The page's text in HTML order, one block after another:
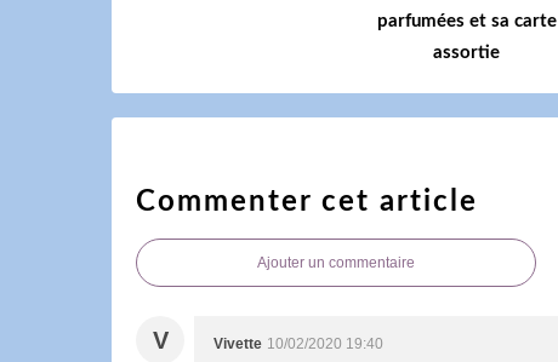
parfumées et sa carte
assortie
Commenter cet article
Ajouter un commentaire
V Vivette 10/02/2020 19:40